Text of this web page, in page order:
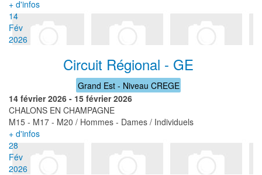
+ d'infos
14
Fév
2026
Circuit Régional - GE
Grand Est - Niveau CREGE
14 février 2026 - 15 février 2026
CHALONS EN CHAMPAGNE
M15 - M17 - M20 / Hommes - Dames / Individuels
+ d'infos
28
Fév
2026